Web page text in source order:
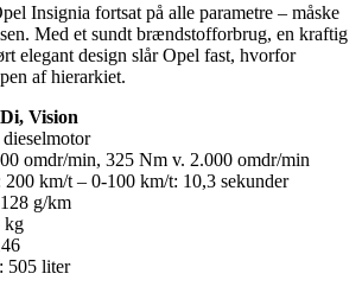
Insignia fortsat på alle parametre – måske
Med et sundt brændstofforbrug, en kraftig
elegant design slår Opel fast, hvorfor
af hierarkiet.
Vision
omdr/min, 325 Nm v. 2.000 omdr/min
km/t – 0-100 km/t: 10,3 sekunder
g/km
kg
505 liter